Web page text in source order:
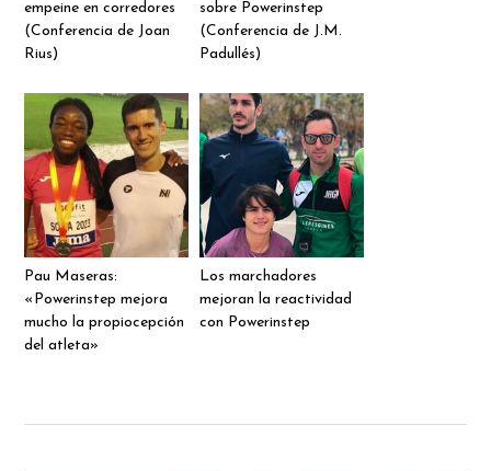
empeine en corredores
(Conferencia de Joan
Rius)
sobre Powerinstep
(Conferencia de J.M.
Padullés)
Pau Maseras:
«Powerinstep mejora
mucho la propiocepción
del atleta»
Los marchadores
mejoran la reactividad
con Powerinstep